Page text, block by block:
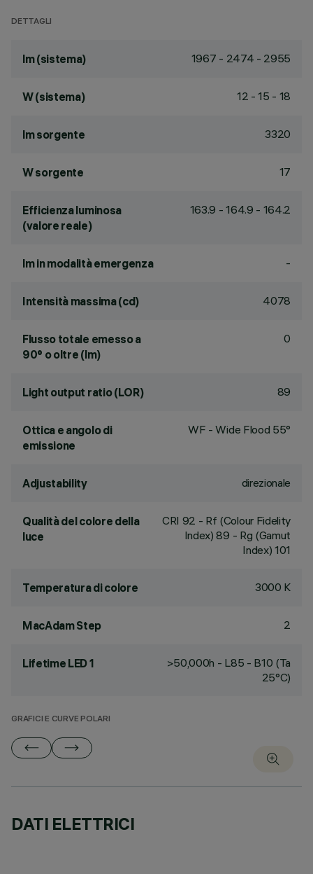
DETTAGLI
lm (sistema) 1967 - 2474 - 2955
W (sistema) 12 - 15 - 18
lm sorgente 3320
W sorgente 17
Efficienza luminosa
(valore reale)
163.9 - 164.9 - 164.2
lm in modalità emergenza -
Intensità massima (cd) 4078
Flusso totale emesso a
90° o oltre (lm)
0
Light output ratio (LOR) 89
Ottica e angolo di
emissione
WF - Wide Flood 55°
Adjustability direzionale
Qualità del colore della
luce
CRI 92 - Rf (Colour Fidelity
Index) 89 - Rg (Gamut
Index) 101
Temperatura di colore 3000 K
MacAdam Step 2
Lifetime LED 1
>50,000h - L85 - B10 (Ta
25°C)
GRAFICI E CURVE POLARI
DATI ELETTRICI